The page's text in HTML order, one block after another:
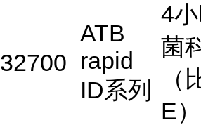
32700
ATB
rapid
ID系列
4
菌
E）